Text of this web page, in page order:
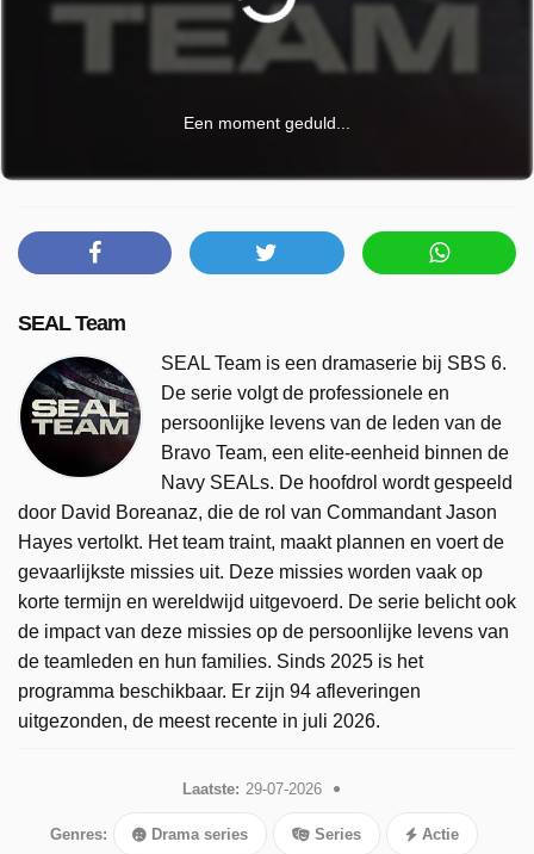
Een moment geduld...
SEAL Team
SEAL Team is een dramaserie bij SBS 6.
De serie volgt de professionele en
persoonlijke levens van de leden van de
Bravo Team, een elite-eenheid binnen de
Navy SEALs. De hoofdrol wordt gespeeld
door David Boreanaz, die de rol van Commandant Jason
Hayes vertolkt. Het team traint, maakt plannen en voert de
gevaarlijkste missies uit. Deze missies worden vaak op
korte termijn en wereldwijd uitgevoerd. De serie belicht ook
de impact van deze missies op de persoonlijke levens van
de teamleden en hun families. Sinds 2025 is het
programma beschikbaar. Er zijn 94 afleveringen
uitgezonden, de meest recente in juli 2026.
Laatste: 29-07-2026
Genres: Drama series Series Actie